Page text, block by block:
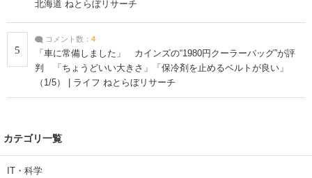
北海道 ねとらぼリサーチ
5
コメント数： 4
「車に常備しました」 カインズの“1980円クーラーバッグ”が評
判 「ちょうどいい大きさ」「保冷剤を止めるベルトが良い」
（1/5） | ライフ ねとらぼリサーチ
カテゴリ一覧
IT・科学